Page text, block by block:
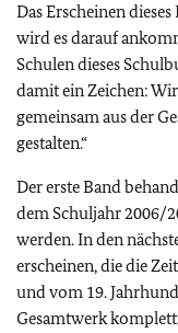
Das Erscheinen
wird es darauf
Schulen dieses
damit ein Zeichen:
gemeinsam aus der
gestalten.“
Der erste Band
dem Schuljahr 2006/
werden. In den
erscheinen, die die
und vom 19.
Gesamtwerk